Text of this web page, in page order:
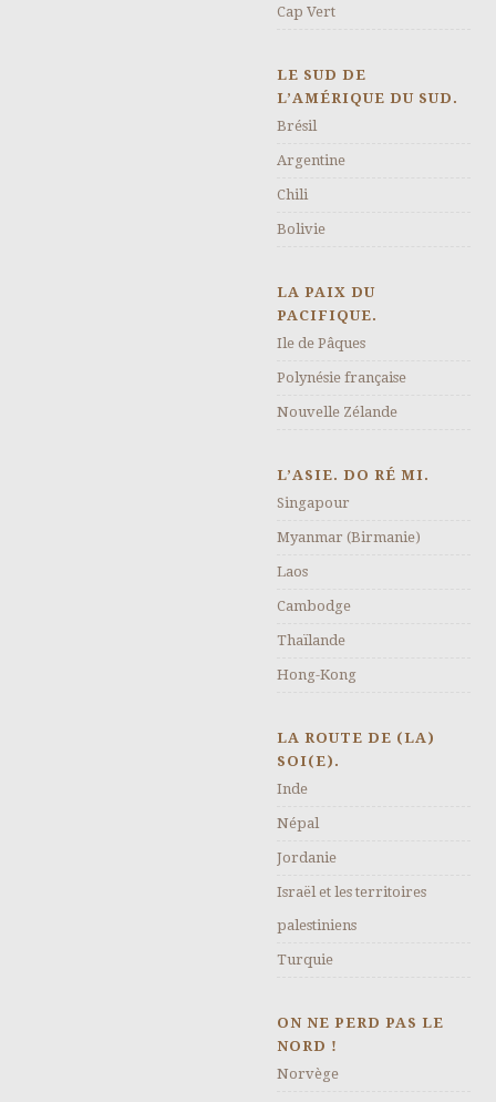
Cap Vert
LE SUD DE
L’AMÉRIQUE DU SUD.
Brésil
Argentine
Chili
Bolivie
LA PAIX DU
PACIFIQUE.
Ile de Pâques
Polynésie française
Nouvelle Zélande
L’ASIE. DO RÉ MI.
Singapour
Myanmar (Birmanie)
Laos
Cambodge
Thaïlande
Hong-Kong
LA ROUTE DE (LA)
SOI(E).
Inde
Népal
Jordanie
Israël et les territoires
palestiniens
Turquie
ON NE PERD PAS LE
NORD !
Norvège